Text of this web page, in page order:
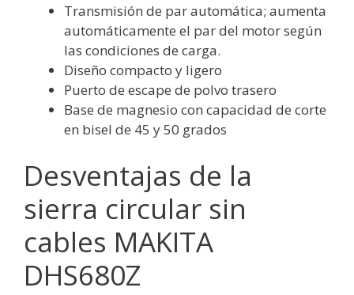
Transmisión de par automática; aumenta
automáticamente el par del motor según
las condiciones de carga.
Diseño compacto y ligero
Puerto de escape de polvo trasero
Base de magnesio con capacidad de corte
en bisel de 45 y 50 grados
Desventajas de la
sierra circular sin
cables MAKITA
DHS680Z